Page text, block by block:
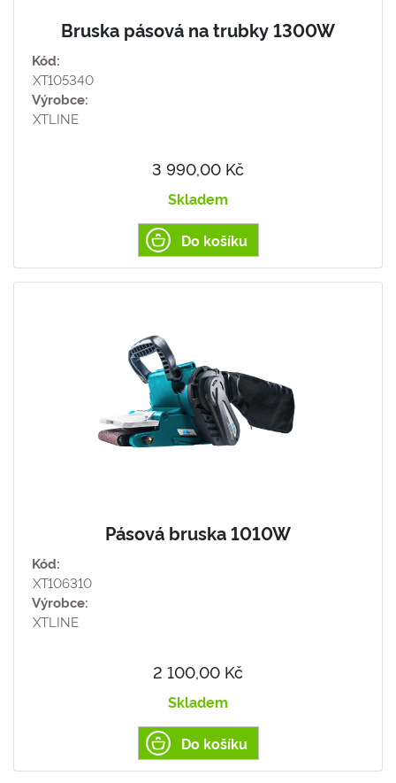
Bruska pásová na trubky 1300W
Kód:
XT105340
Výrobce:
XTLINE
3 990,00 Kč
Skladem
Do košíku
Pásová bruska 1010W
Kód:
XT106310
Výrobce:
XTLINE
2 100,00 Kč
Skladem
Do košíku